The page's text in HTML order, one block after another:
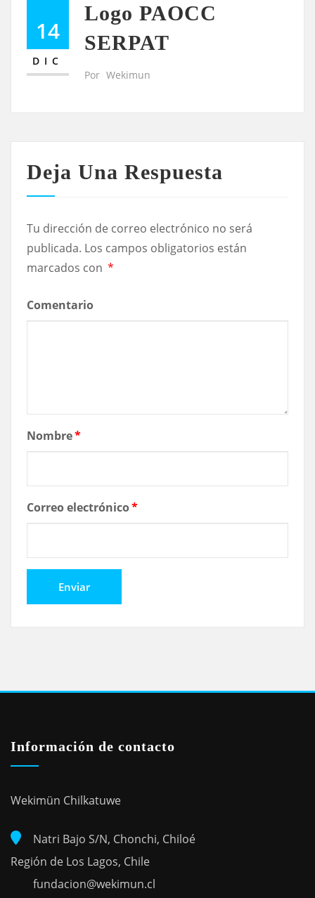
14
DIC
Logo PAOCC
SERPAT
Por Wekimun
Deja Una Respuesta
Tu dirección de correo electrónico no será
publicada. Los campos obligatorios están
marcados con *
Comentario
Nombre*
Correo electrónico*
Información de contacto
Wekimün Chilkatuwe
Natri Bajo S/N, Chonchi, Chiloé
Región de Los Lagos, Chile
fundacion@wekimun.cl